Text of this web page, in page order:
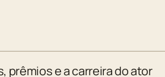
prêmios e a carreira do ator